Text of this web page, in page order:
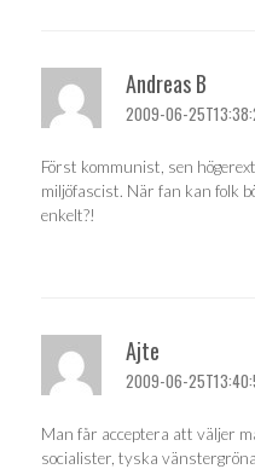
Andreas B
2009-06-
Först kommunist, sen
miljöfascist. När fan kan folk
enkelt?!
Ajte
2009-06-
Man får acceptera att väljer
socialister, tyska